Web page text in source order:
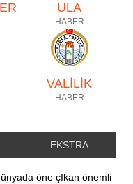
ULA
HABER
VALİLİK
HABER
EKSTRA
öne çIkan önemli